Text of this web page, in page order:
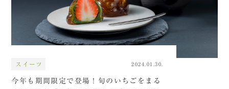
スイーツ 2024.01.30.
今年も期間限定で登場！旬のいちごをまる